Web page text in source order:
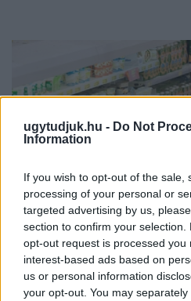
ugytudjuk.hu - Do Not
Information
If you wish to opt-out of the sale,
processing of your personal or
targeted advertising by us,
section to confirm your
opt-out request is processed you
interest-based ads based on
us or personal information
your opt-out. You may
ÖRÖMHÍR: TÍZ ÉVE NEM
INFLÁCIÓ